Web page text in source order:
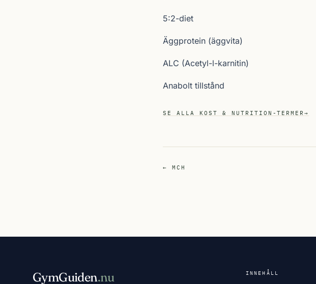
5:2-diet
Äggprotein (äggvita)
ALC (Acetyl-l-karnitin)
Anabolt tillstånd
SE ALLA KOST & NUTRITION-TERMER→
← MCH
GymGuiden.nu INNEHÅLL